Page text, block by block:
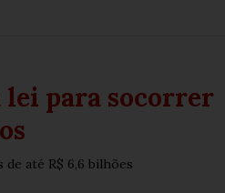
lei para socorrer
até R$ 6,6 bilhões